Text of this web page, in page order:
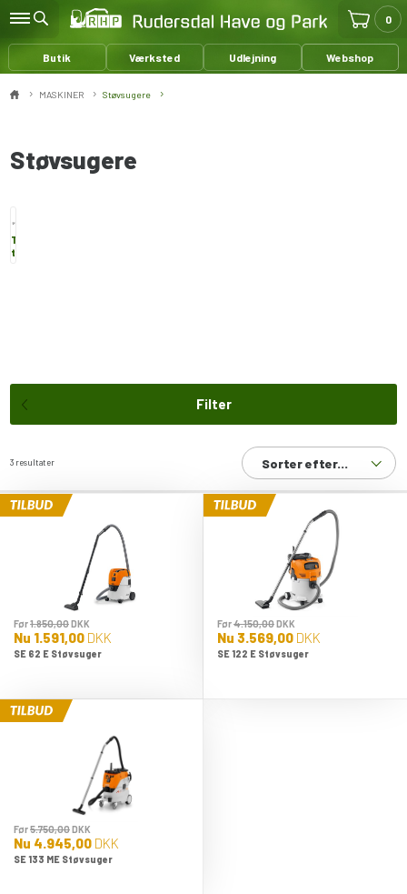
Butik Værksted Udlejning Webshop
0
MASKINER Støvsugere
Støvsugere
Tilbehør
til
Filter
Sorter efter...
3 resultater
Før1.850,00DKK
Nu 1.591,00 DKK
SE 62 E Støvsuger
Før4.150,00DKK
Nu 3.569,00 DKK
SE 122 E Støvsuger
Før5.750,00DKK
Nu 4.945,00 DKK
SE 133 ME Støvsuger